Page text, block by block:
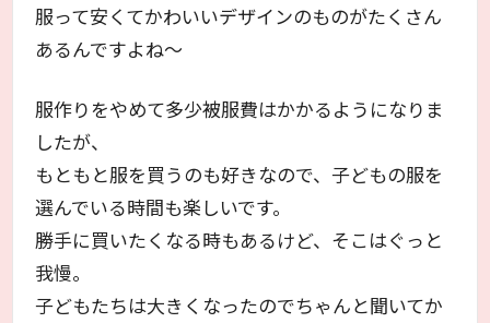
服って安くてかわいいデザインのものがたくさん
あるんですよね～
服作りをやめて多少被服費はかかるようになりま
したが、
もともと服を買うのも好きなので、子どもの服を
選んでいる時間も楽しいです。
勝手に買いたくなる時もあるけど、そこはぐっと
我慢。
子どもたちは大きくなったのでちゃんと聞いてか